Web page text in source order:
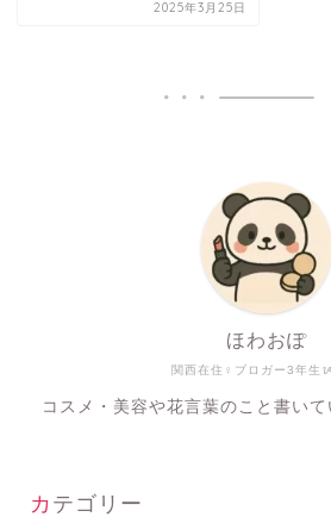
2025年3月25日
関西在住♀ブロガー3年
ほわおぽ
コスメ・美容や花言葉のこと書い
カテゴリー